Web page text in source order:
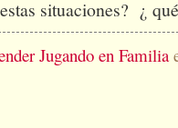
situaciones? ¿
Jugando en Familia